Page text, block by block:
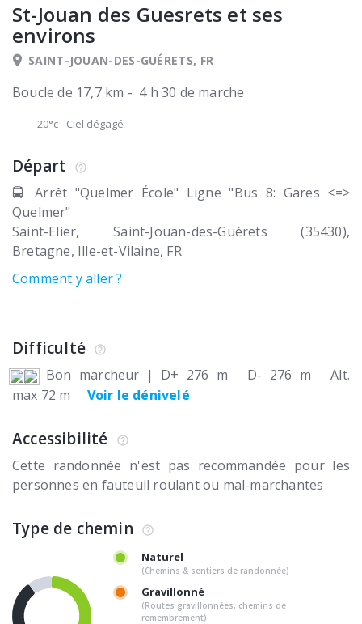
St-Jouan des Guesrets et ses
environs
SAINT-JOUAN-DES-GUÉRETS, FR
Boucle de 17,7 km - 4 h 30 de marche
20°c- Ciel dégagé
Départ
🚍 Arrêt "Quelmer École" Ligne "Bus 8: Gares <=>
Quelmer"
Saint-Elier
Saint-Jouan-des-Guérets (35430)
Bretagne, Ille-et-Vilaine FR
Comment y aller ?
Difficulté
Bon marcheur | D+ 276 m D- 276 m
Alt.
max 72 m
Voir le dénivelé
Accessibilité
Cette randonnée n'est pas recommandée pour les
personnes en fauteuil roulant ou mal-marchantes
Type de chemin
Naturel
(Chemins & sentiers de randonnée)
Gravillonné
(Routes gravillonnées, chemins de
remembrement)